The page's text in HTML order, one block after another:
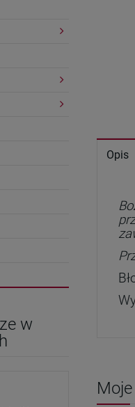
w
Opis